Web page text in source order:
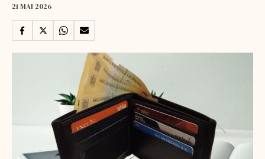
21 MAI 2026